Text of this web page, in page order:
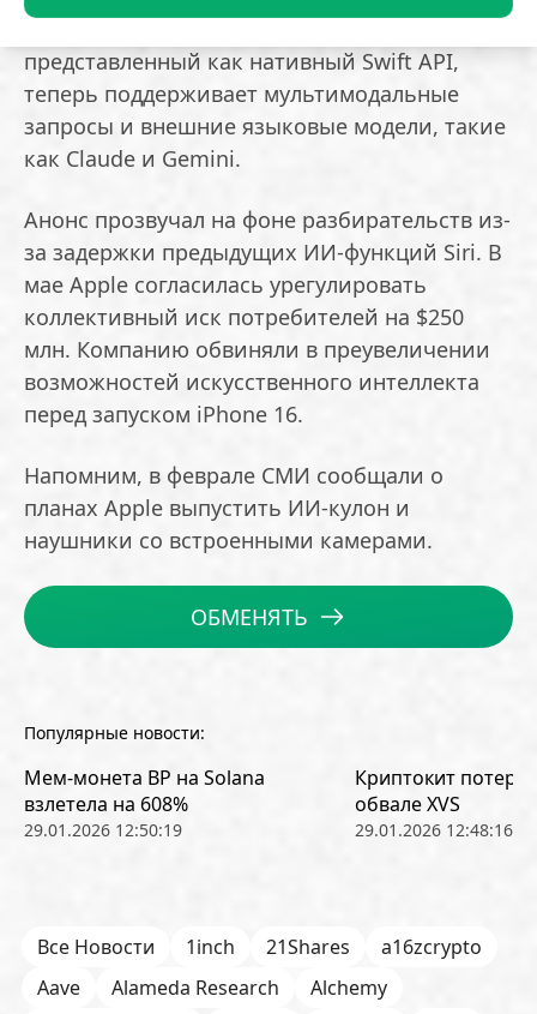
представленный как нативный Swift API,
теперь поддерживает мультимодальные
запросы и внешние языковые модели, такие
как Claude и Gemini.
Анонс прозвучал на фоне разбирательств из-
за задержки предыдущих ИИ-функций Siri. В
мае Apple согласилась урегулировать
коллективный иск потребителей на $250
млн. Компанию обвиняли в преувеличении
возможностей искусственного интеллекта
перед запуском iPhone 16.
Напомним, в феврале СМИ сообщали о
планах Apple выпустить ИИ-кулон и
наушники со встроенными камерами.
ОБМЕНЯТЬ
Популярные новости:
Мем-монета BP на Solana
взлетела на 608%
29.01.2026 12:50:19
Криптокит
обвале XVS
29.01.2026 12:48:16
Все Новости 1inch 21Shares
a16zcrypto
Aave
Alameda Research
Alchemy